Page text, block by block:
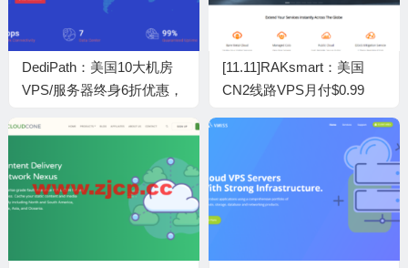
DediPath：美国10大机房
VPS/服务器终身6折优惠，
250GSSD低至$39/月
[11.11]RAKsmart：美国
CN2线路VPS月付$0.99